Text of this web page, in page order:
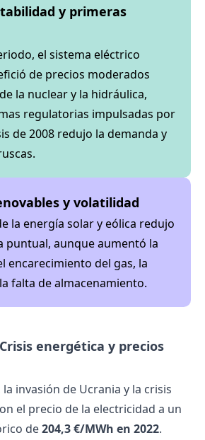
y primeras
el sistema eléctrico
de precios moderados
la nuclear y la hidráulica,
regulatorias impulsadas por
de 2008 redujo la demanda y
y volatilidad
la energía solar y eólica redujo
puntual, aunque aumentó la
encarecimiento del gas, la
falta de almacenamiento.
Crisis energética y precios
la invasión de Ucrania y la crisis
el precio de la electricidad a un
de204,3 €/MWh en 2022.